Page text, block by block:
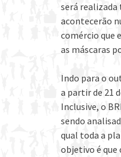
será realizada
acontecerão
comércio que
as máscaras
Indo para o
a partir de 21
Inclusive, o
sendo
qual toda a
objetivo é que